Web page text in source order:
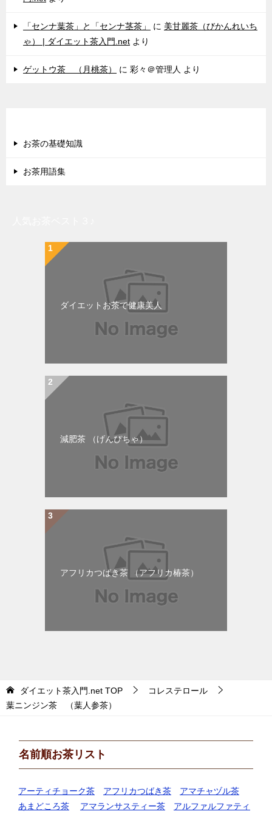
「センナ葉茶」と「センナ茎茶」 に 美甘麗茶（びかんれいち
ゃ） | ダイエット茶入門.net より
ゲットウ茶 （月桃茶） に 彩々＠管理人 より
お茶の基礎知識
お茶用語集
ダイエットお茶で健康美人
減肥茶 （げんぴちゃ）
アフリカつばき茶 （アフリカ椿茶）
ダイエット茶入門.net TOP
コレステロール
葉ニンジン茶 （葉人参茶）
名前順お茶リスト
アーティチョーク茶 アフリカつばき茶
アマチャヅル茶
あまどころ茶
アマランサスティー茶
アルファルファティ